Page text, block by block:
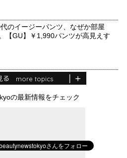
のイージーパンツ、なぜか部屋
【GU】￥1,990パンツが高見えす
る more topics
の最新情報をチェック